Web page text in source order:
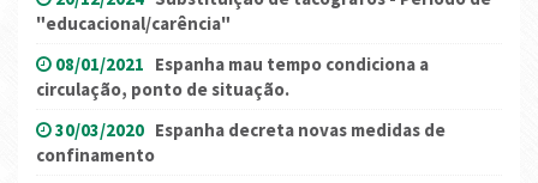
"educacional/carência"
08/01/2021 Espanha mau tempo condiciona a
circulação, ponto de situação.
30/03/2020 Espanha decreta novas medidas de
confinamento